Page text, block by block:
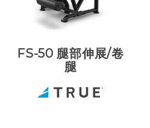
FS-50 腿部伸展/卷
腿